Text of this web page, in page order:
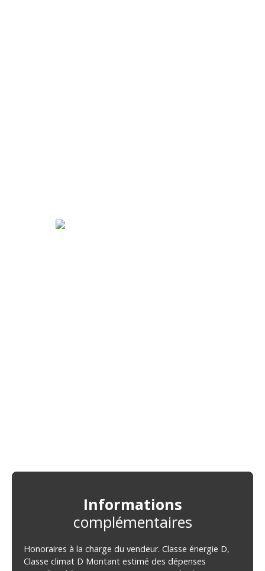
Informations
complémentaires
Honoraires à la charge du vendeur. Classe énergie D,
Classe climat D Montant estimé des dépenses